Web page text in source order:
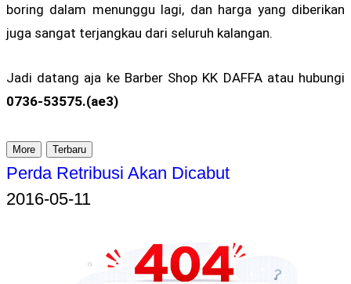
boring dalam menunggu lagi, dan harga yang diberikan
juga sangat terjangkau dari seluruh kalangan.
Jadi datang aja ke Barber Shop KK DAFFA atau hubungi
0736-53575.(ae3)
More Terbaru
Perda Retribusi Akan Dicabut
2016-05-11